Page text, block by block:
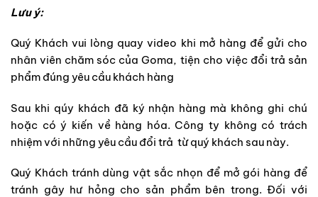
Lưu ý:
Quý Khách vui lòng quay video khi mở hàng để gửi cho
nhân viên chăm sóc của Goma, tiện cho việc đổi trả sản
phẩm đúng yêu cầu khách hàng
Sau khi qúy khách đã ký nhận hàng mà không ghi chú
hoặc có ý kiến về hàng hóa. Công ty không có trách
nhiệm với những yêu cầu đổi trả từ quý khách sau này.
Quý Khách tránh dùng vật sắc nhọn để mở gói hàng để
tránh gây hư hỏng cho sản phẩm bên trong. Đối với